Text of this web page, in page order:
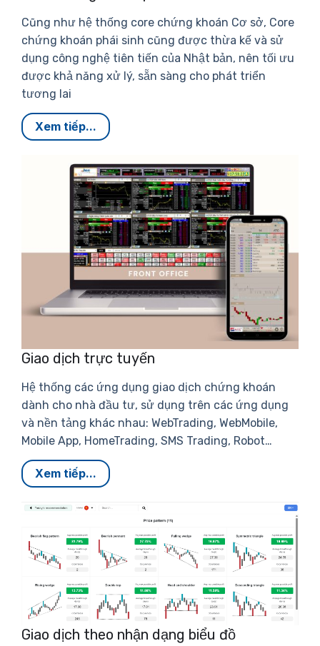
Cũng như hệ thống core chứng khoán Cơ sở, Core
chứng khoán phái sinh cũng được thừa kế và sử
dụng công nghệ tiên tiến của Nhật bản, nên tối ưu
được khả năng xử lý, sẵn sàng cho phát triển
tương lai
Xem tiếp...
Giao dịch trực tuyến
Hệ thống các ứng dụng giao dịch chứng khoán
dành cho nhà đầu tư, sử dụng trên các ứng dụng
và nền tảng khác nhau: WebTrading, WebMobile,
Mobile App, HomeTrading, SMS Trading, Robot…
Xem tiếp...
Giao dịch theo nhận dạng biểu đồ